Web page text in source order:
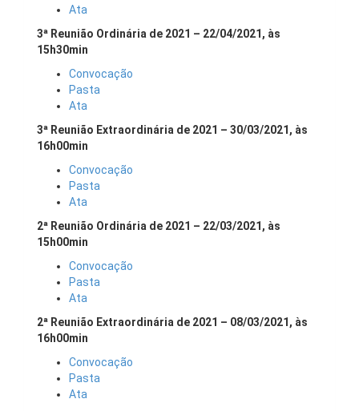
Ata
3ª Reunião Ordinária de 2021 – 22/04/2021, às
15h30min
Convocação
Pasta
Ata
3ª Reunião Extraordinária de 2021 – 30/03/2021, às
16h00min
Convocação
Pasta
Ata
2ª Reunião Ordinária de 2021 – 22/03/2021, às
15h00min
Convocação
Pasta
Ata
2ª Reunião Extraordinária de 2021 – 08/03/2021, às
16h00min
Convocação
Pasta
Ata